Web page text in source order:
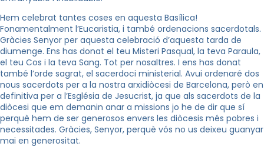
Hem celebrat tantes coses en aquesta Basílica!
Fonamentalment l’Eucaristia, i també ordenacions sacerdotals.
Gràcies Senyor per aquesta celebració d’aquesta tarda de
diumenge. Ens has donat el teu Misteri Pasqual, la teva Paraula,
el teu Cos i la teva Sang. Tot per nosaltres. I ens has donat
també l’orde sagrat, el sacerdoci ministerial. Avui ordenaré dos
nous sacerdots per a la nostra arxidiòcesi de Barcelona, però en
definitiva per a l’Església de Jesucrist, ja que als sacerdots de la
diòcesi que em demanin anar a missions jo he de dir que sí
perquè hem de ser generosos envers les diòcesis més pobres i
necessitades. Gràcies, Senyor, perquè vós no us deixeu guanyar
mai en generositat.